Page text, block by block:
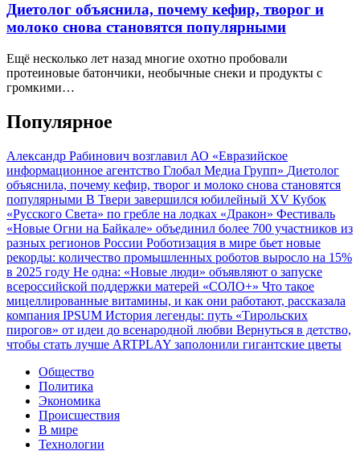
Диетолог объяснила, почему кефир, творог и
молоко снова становятся популярными
Ещё несколько лет назад многие охотно пробовали
протеиновые батончики, необычные снеки и продукты с
громкими…
Популярное
Александр Рабинович возглавил АО «Евразийское
информационное агентство Глобал Медиа Групп» Диетолог
объяснила, почему кефир, творог и молоко снова становятся
популярными В Твери завершился юбилейный XV Кубок
«Русского Света» по гребле на лодках «Дракон» Фестиваль
«Новые Огни на Байкале» объединил более 700 участников из
разных регионов России Роботизация в мире бьет новые
рекорды: количество промышленных роботов выросло на 15%
в 2025 году Не одна: «Новые люди» объявляют о запуске
всероссийской поддержки матерей «СОЛО+» Что такое
мицеллированные витамины, и как они работают, рассказала
компания IPSUM История легенды: путь «Тирольских
пирогов» от идеи до всенародной любви Вернуться в детство,
чтобы стать лучше ARTPLAY заполонили гигантские цветы
Общество
Политика
Экономика
Происшествия
В мире
Технологии